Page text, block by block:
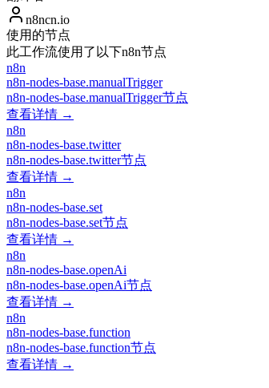
n8ncn.io
使用的节点
此工作流使用了以下n8n节点
n8n
n8n-nodes-base.manualTrigger
n8n-nodes-base.manualTrigger节点
查看详情 →
n8n
n8n-nodes-base.twitter
n8n-nodes-base.twitter节点
查看详情 →
n8n
n8n-nodes-base.set
n8n-nodes-base.set节点
查看详情 →
n8n
n8n-nodes-base.openAi
n8n-nodes-base.openAi节点
查看详情 →
n8n
n8n-nodes-base.function
n8n-nodes-base.function节点
查看详情 →